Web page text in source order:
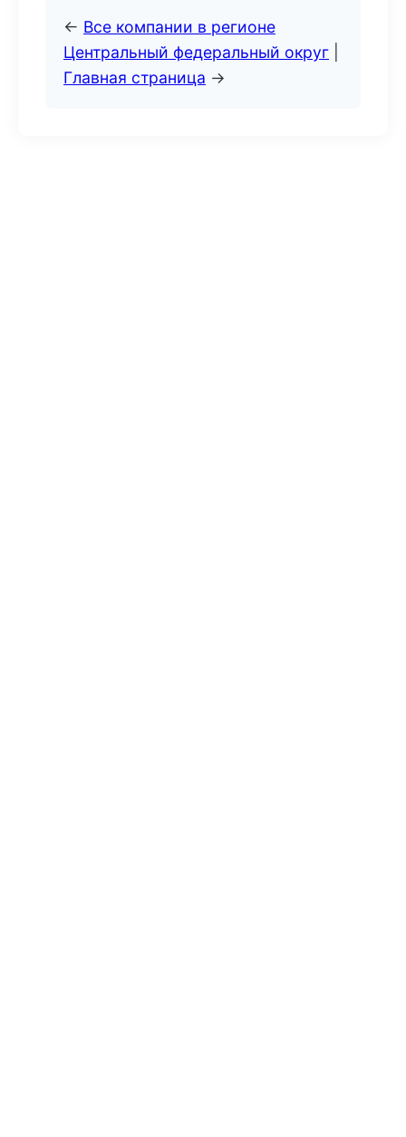
← Все компании в регионе
Центральный федеральный округ
Главная страница →